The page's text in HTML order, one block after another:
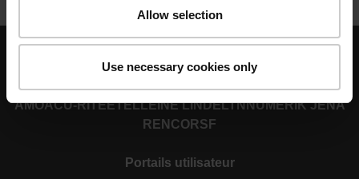
Allow selection
Use necessary cookies only
Nos autres marques
AMOACU-RITEETELLEINE LINDELTNNUMERIK JENA
RENCORSF
Portails utilisateur